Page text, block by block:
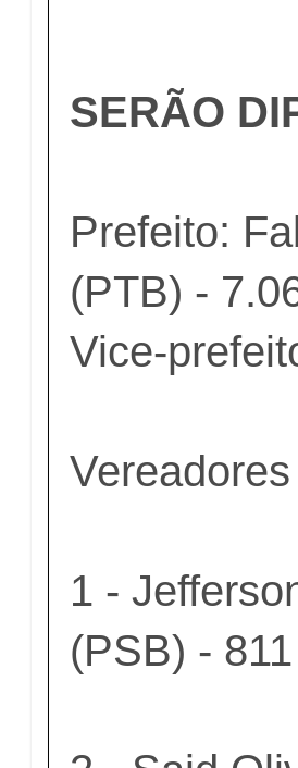
SERÃO
Prefeito:
(PTB) -
Vice-
1 -
(PSB) -